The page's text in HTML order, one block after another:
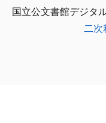
国立公文書館デジタ
二次